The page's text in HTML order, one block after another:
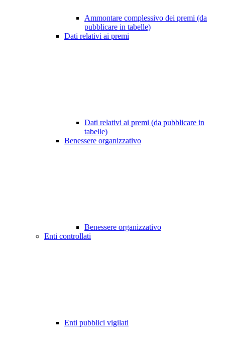
Ammontare complessivo dei premi (da
pubblicare in tabelle)
Dati relativi ai premi
Dati relativi ai premi (da pubblicare in
tabelle)
Benessere organizzativo
Benessere organizzativo
Enti controllati
Enti pubblici vigilati